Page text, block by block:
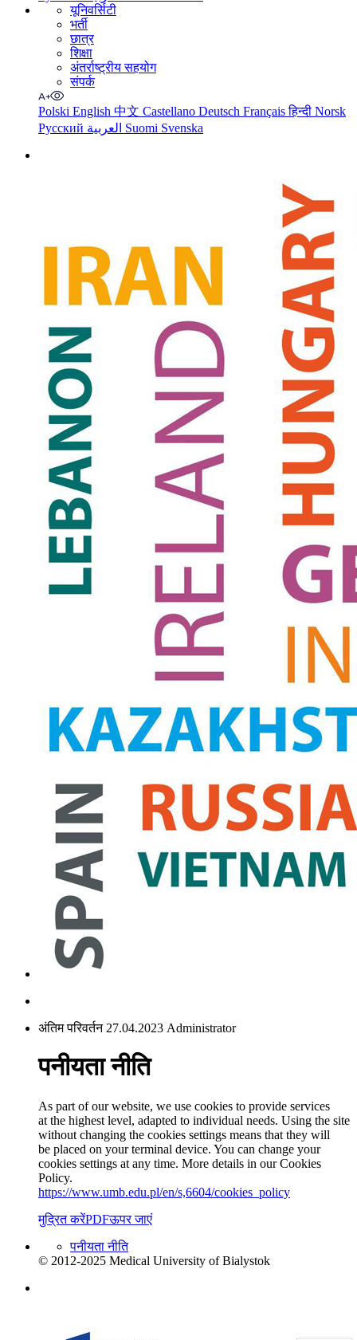
यूनिवर्सिटी
भर्ती
छात्र
शिक्षा
अंतर्राष्ट्रीय सहयोग
संपर्क
Polski English 中文 Castellano Deutsch Françaisहिन्दी Norsk
Русский
Suomi Svenska
अंतिम परिवर्तन 27.04.2023 Administrator
पनीयता नीति
As part of our website, we use cookies to provide services
at the highest level, adapted to individual needs. Using the site
without changing the cookies settings means that they will
be placed on your terminal device. You can change your
cookies settings at any time. More details in our Cookies
Policy.
https://www.umb.edu.pl/en/s,6604/cookies_policy
मुद्रित करेंPDFऊपर जाएं
पनीयता नीति
© 2012-2025 Medical University of Bialystok